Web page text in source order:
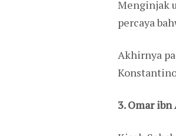
Menginjak
percaya
Akhirnya
3. Omar